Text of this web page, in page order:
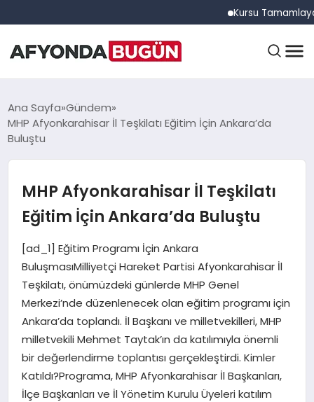
Kursu Tamamlayan
ANASAYFA
GÜNDEM
EĞITIM
DÜNYA
MAGAZIN
Ana Sayfa Gündem
MHP Afyonkarahisar İl Teşkilatı Eğitim İçin Ankara’da
Buluştu
MHP Afyonkarahisar İl Teşkilatı
Eğitim İçin Ankara’da Buluştu
[ad_1] Eğitim Programı İçin Ankara
BuluşmasıMilliyetçi Hareket Partisi Afyonkarahisar İl
Teşkilatı, önümüzdeki günlerde MHP Genel
Merkezi’nde düzenlenecek olan eğitim programı için
Ankara’da toplandı. İl Başkanı ve milletvekilleri, MHP
milletvekili Mehmet Taytak’ın da katılımıyla önemli
bir değerlendirme toplantısı gerçekleştirdi. Kimler
Katıldı?Programa, MHP Afyonkarahisar İl Başkanları,
İlçe Başkanları ve İl Yönetim Kurulu Üyeleri katılım